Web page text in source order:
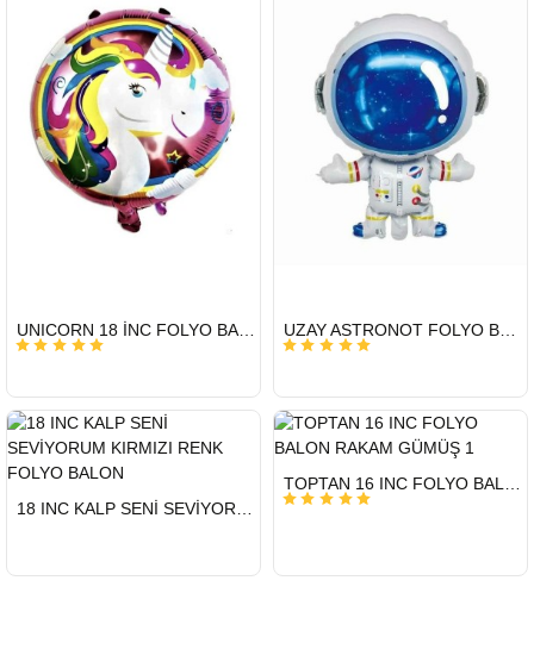
GÖNDERİ
GÖNDERİ
UZAY ASTRONOT FOLYO BALON 22 İNÇ
GÖNDERİ
GÖNDERİ